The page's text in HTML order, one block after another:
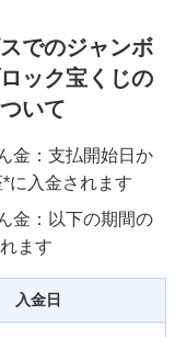
でのジャンボ
ック宝くじの
いて
金：支払開始日か
に入金されます
金：以下の期間の
ます
入金日